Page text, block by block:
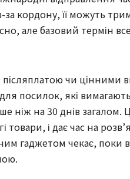
кордону, її можуть
але базовий термін
післяплатою чи
посилок, які
ніж на 30 днів загалом.
товари, і дає час на
гаджетом чекає, поки